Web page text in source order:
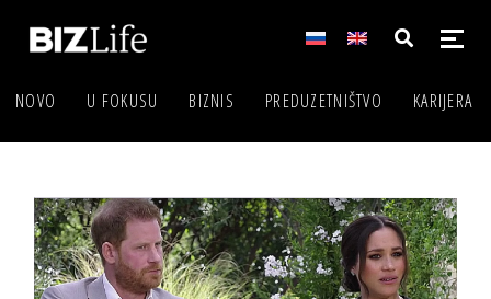
NOVO U FOKUSU BIZNIS PREDUZETNIŠTVO KARIJERA